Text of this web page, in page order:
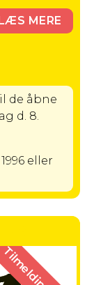
LÆS MERE
de åbne
d. 8.
eller